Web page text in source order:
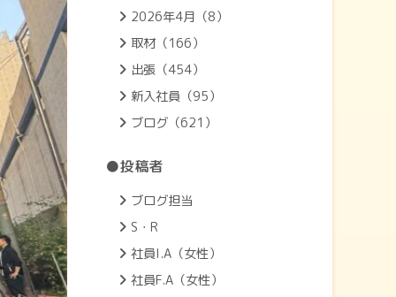
2026年4月（8）
取材（166）
出張（454）
新入社員（95）
ブログ（621）
●投稿者
ブログ担当
S・R
社員I.A（女性）
社員F.A（女性）